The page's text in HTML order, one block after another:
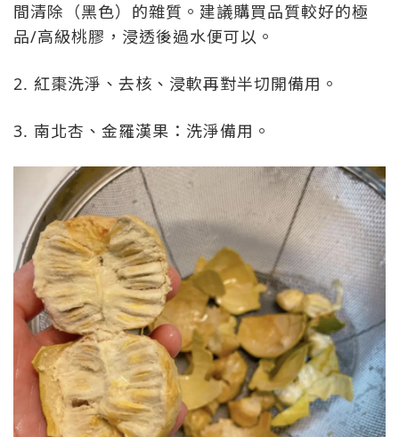
間清除（黑色）的雜質。建議購買品質較好的極
品/高級桃膠，浸透後過水便可以。
2. 紅棗洗淨、去核、浸軟再對半切開備用。
3. 南北杏、金羅漢果：洗淨備用。